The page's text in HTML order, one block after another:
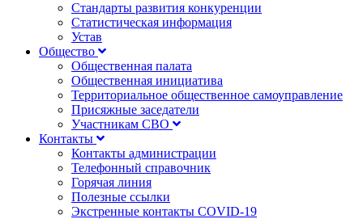
Стандарты развития конкуренции
Статистическая информация
Устав
Общество
Общественная палата
Общественная инициатива
Территориальное общественное самоуправление
Присяжные заседатели
Участникам СВО
Контакты
Контакты администрации
Телефонный справочник
Горячая линия
Полезные ссылки
Экстренные контакты COVID-19